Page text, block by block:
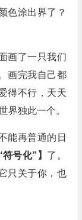
色涂出界了？
画了一只我们
画完我自己都
得不行，天天
界独此一个。
能再普通的日
号化”】 了。
只关于你，也